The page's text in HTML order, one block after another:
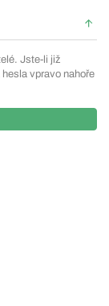
Jste-li již
vpravo nahoře